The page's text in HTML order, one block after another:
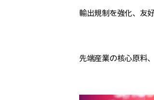
輸出規制を強化、友
先端産業の核心原料